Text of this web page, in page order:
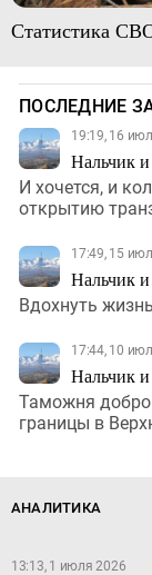
Статистика
ПОСЛЕДНИЕ
19:19, 16
Нальчик и
И хочется, и
открытию
17:49, 15
Нальчик и
Вдохнуть
17:44, 10
Нальчик и
Таможня добро
границы в
АНАЛИТИКА
13:13, 1 июля 2026